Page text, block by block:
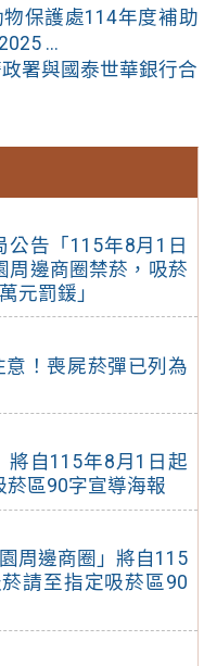
公告「115年8月1日
周邊商圈禁菸，吸菸
元罰鍰」
！喪屍菸彈已列為
將自115年8月1日起
區90字宣導海報
周邊商圈」將自115
請至指定吸菸區90
保護處114年度補助
...
署與國泰世華銀行合